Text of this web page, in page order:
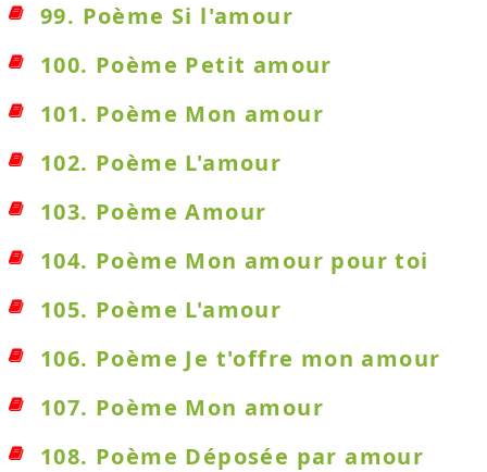
99. Poème Si l'amour
100. Poème Petit amour
101. Poème Mon amour
102. Poème L'amour
103. Poème Amour
104. Poème Mon amour pour toi
105. Poème L'amour
106. Poème Je t'offre mon amour
107. Poème Mon amour
108. Poème Déposée par amour